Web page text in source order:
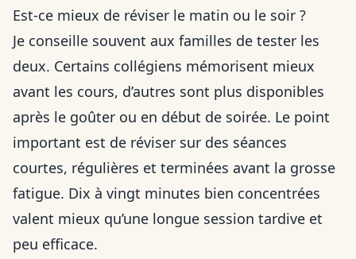
Est-ce mieux de réviser le matin ou le soir ?
Je conseille souvent aux familles de tester les
deux. Certains collégiens mémorisent mieux
avant les cours, d’autres sont plus disponibles
après le goûter ou en début de soirée. Le point
important est de réviser sur des séances
courtes, régulières et terminées avant la grosse
fatigue. Dix à vingt minutes bien concentrées
valent mieux qu’une longue session tardive et
peu efficace.